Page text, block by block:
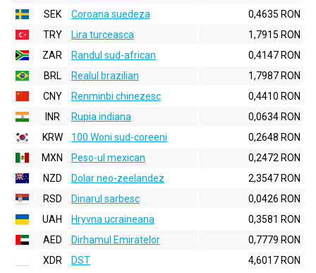
SEK
Coroana suedeza
0,4635 RON
TRY
Lira turceasca
1,7915 RON
ZAR
Randul sud-african
0,4147 RON
BRL
Realul brazilian
1,7987 RON
CNY
Renminbi chinezesc
0,4410 RON
INR
Rupia indiana
0,0634 RON
KRW
100 Woni sud-coreeni
0,2648 RON
MXN
Peso-ul mexican
0,2472 RON
NZD
Dolar neo-zeelandez
2,3547 RON
RSD
Dinarul sarbesc
0,0426 RON
UAH
Hryvna ucraineana
0,3581 RON
AED
Dirhamul Emiratelor
0,7779 RON
XDR
DST 4,6017 RON